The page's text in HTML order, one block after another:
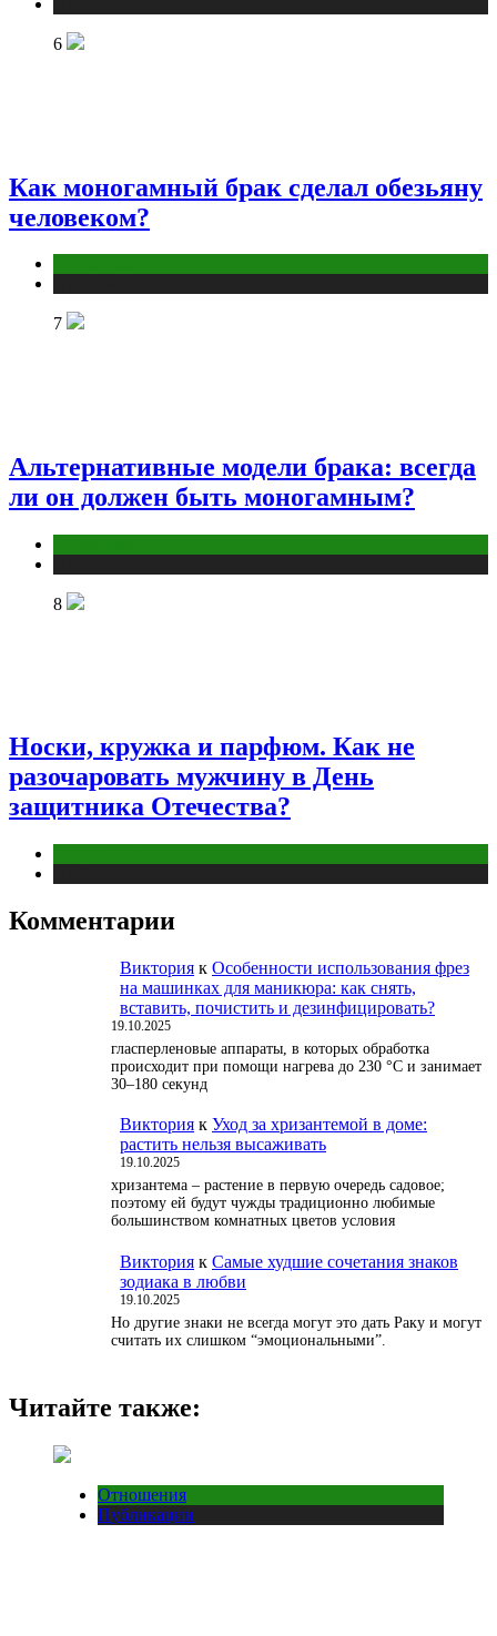
6
Как моногамный брак сделал обезьяну
человеком?
7
Альтернативные модели брака: всегда
ли он должен быть моногамным?
8
Носки, кружка и парфюм. Как не
разочаровать мужчину в День
защитника Отечества?
Комментарии
Виктория к Особенности использования фрез
на машинках для маникюра: как снять,
вставить, почистить и дезинфицировать?
19.10.2025
гласперленовые аппараты, в которых обработка
происходит при помощи нагрева до 230 °С и занимает
30–180 секунд
Виктория к Уход за хризантемой в доме:
растить нельзя высаживать
19.10.2025
хризантема – растение в первую очередь садовое;
поэтому ей будут чужды традиционно любимые
большинством комнатных цветов условия
Виктория к Самые худшие сочетания знаков
зодиака в любви
19.10.2025
Но другие знаки не всегда могут это дать Раку и могут
считать их слишком “эмоциональными”.
Читайте также:
Отношения
Публикации